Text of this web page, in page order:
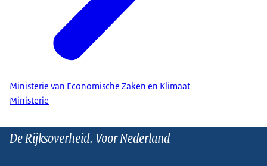
Ministerie van Economische Zaken en Klimaat
Ministerie
De Rijksoverheid. Voor Nederland